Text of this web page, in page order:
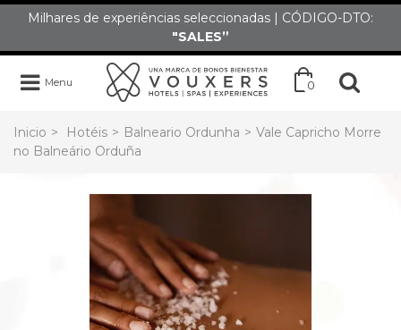
Milhares de experiências seleccionadas | CÓDIGO-DTO:
"SALES”
Menu 0
Inicio > Hotéis > Balneario Ordunha > Vale Capricho Morre
no Balneário Orduña